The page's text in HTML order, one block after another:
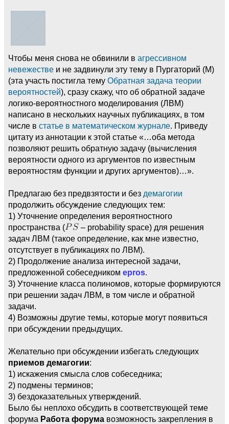
Чтобы меня снова не обвинили в агрессивном
невежестве и не задвинули эту тему в Пургаторий (М)
(эта участь постигла тему Обратная задача теории
вероятностей), сразу скажу, что об обратной задаче
логико-вероятностного моделирования (ЛВМ)
написано в нескольких научных публикациях, в том
числе в статье в математическом журнале. Приведу
цитату из аннотации к этой статье «…оба метода
позволяют решить обратную задачу (вычисления
вероятности одного из аргументов по известным
вероятностям функции и других аргументов)…».
Предлагаю без предвзятости и без демагогии
продолжить обсуждение следующих тем:
1) Уточнение определения вероятностного
пространства (
– probability space) для решения
задач ЛВМ (такое определение, как мне известно,
отсутствует в публикациях по ЛВМ).
2) Продолжение анализа интересной задачи,
предложенной собеседником epros.
3) Уточнение класса полиномов, которые формируются
при решении задач ЛВМ, в том числе и обратной
задачи.
4) Возможны другие темы, которые могут появиться
при обсуждении предыдущих.
Желательно при обсуждении избегать следующих
приемов демагогии:
1) искажения смысла слов собеседника;
2) подмены терминов;
3) бездоказательных утверждений.
Было бы неплохо обсудить в соответствующей теме
форума Работа форума возможность закрепления в